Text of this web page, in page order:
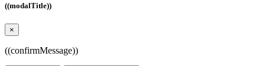
((modalTitle))
×
((confirmMessage))